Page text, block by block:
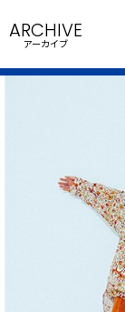
ARCHIVE
アーカイブ